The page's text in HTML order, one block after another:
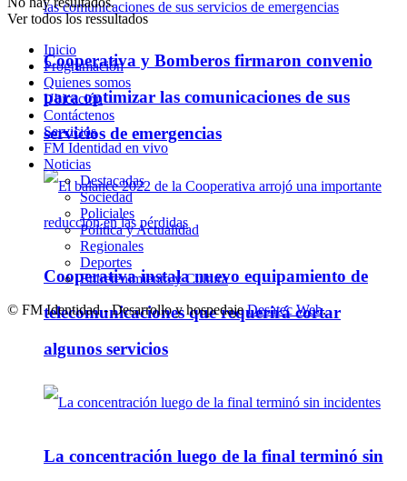
Cooperativa y Bomberos firmaron convenio
para optimizar las comunicaciones de sus
servicios de emergencias
Cooperativa instala nuevo equipamiento de
telecomunicaciones que requerirá cortar
algunos servicios
La concentración luego de la final terminó sin
Ver todos los ressultados
Inicio
Programación
Quienes somos
Ubicación
Contáctenos
Servicios
FM Identidad en vivo
Noticias
Destacadas
Sociedad
Policiales
Política y Actualidad
Regionales
Deportes
Entretenimiento y Cultura
© FM Identidad - Desarrollo y hospedajeDesatec Web.